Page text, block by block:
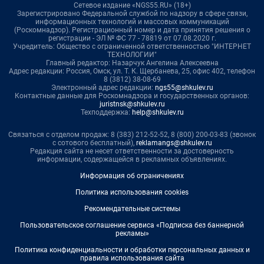
Сетевое издание «NGS55.RU» (18+)
Зарегистрировано Федеральной службой по надзору в сфере связи,
информационных технологий и массовых коммуникаций
(Роскомнадзор). Регистрационный номер и дата принятия решения о
регистрации - ЭЛ № ФС 77 - 78819 от 07.08.2020 г.
Учредитель: Общество с ограниченной ответственностью "ИНТЕРНЕТ
ТЕХНОЛОГИИ"
Главный редактор: Назарчук Ангелина Алексеевна
Адрес редакции: Россия, Омск, ул. Т. К. Щербанева, 25, офис 402, телефон
8 (3812) 38-08-69
Электронный адрес редакции: ngs55@shkulev.ru
Контактные данные для Роскомнадзора и государственных органов:
juristnsk@shkulev.ru
Техподдержка: help@shkulev.ru
Связаться с отделом продаж: 8 (383) 212-52-52, 8 (800) 200-03-83 (звонок
с сотового бесплатный), reklamangs@shkulev.ru
Редакция сайта не несет ответственности за достоверность
информации, содержащейся в рекламных объявлениях.
Информация об ограничениях
Политика использования cookies
Рекомендательные системы
Пользовательское соглашение сервиса «Подписка без баннерной
рекламы»
Политика конфиденциальности и обработки персональных данных и
правила использования сайта